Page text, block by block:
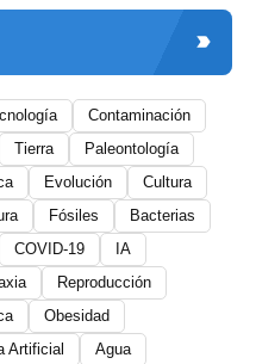
Contaminación
Tierra
Paleontología
Evolución
Cultura
Fósiles
Bacterias
COVID-19
IA
Reproducción
Obesidad
Artificial
Agua